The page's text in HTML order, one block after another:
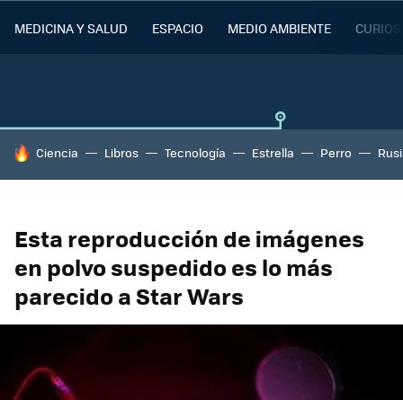
MEDICINA Y SALUD ESPACIO MEDIO AMBIENTE
HOY SE HABLA DE
Ciencia Libros Tecnología Estrella Perro
Esta reproducción de imágenes
en polvo suspedido es lo más
parecido a Star Wars